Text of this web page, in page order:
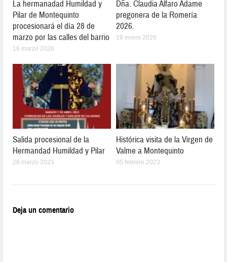
La hermanadad Humildad y
Pilar de Montequinto
procesionará el día 28 de
marzo por las calles del barrio
16 marzo 2026
Dña. Claudia Alfaro Adame
pregonera de la Romería
2026.
19 enero 2026
Salida procesional de la
Hermandad Humildad y Pilar
28 marzo 2023
Histórica visita de la Virgen de
Valme a Montequinto
05 febrero 2023
Deja un comentario